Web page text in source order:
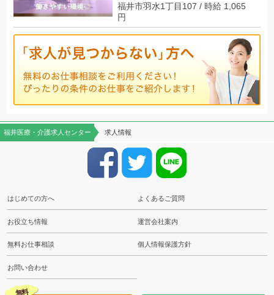
福井市羽水1丁目107 / 時給 1,065
円
福井医療・介護求人センター 求人情報
はじめての方へ よくあるご質問
お役立ち情報 運営会社案内
無料お仕事相談 個人情報保護方針
お問い合わせ
無料